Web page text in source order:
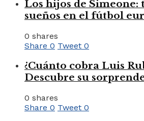
Los hijos de Simeone:
sueños en el fútbol
0 shares
Share 0 Tweet 0
¿Cuánto cobra Luis
Descubre su
0 shares
Share 0 Tweet 0